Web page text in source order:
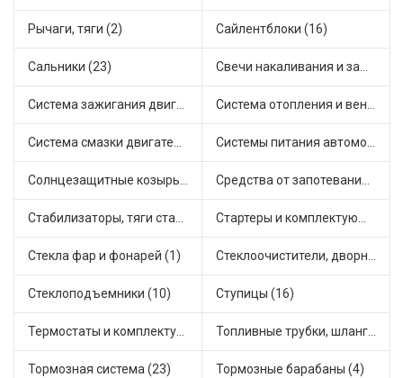
Рычаги, тяги (2) Сайлентблоки (16)
Сальники (23) Свечи накаливания и зажигания (22)
Система зажигания двигателя (5) Система отопления и вентиляции (9)
Система смазки двигателя (9) Системы питания автомобиля (15)
Солнцезащитные козырьки для салона автомобиля (1) Средства от запотевания и размораживатели стекла (1)
Стабилизаторы, тяги стабилизатора, стойки стабилиз (5) Стартеры и комплектующие (28)
Стекла фар и фонарей (1) Стеклоочистители, дворники (2)
Стеклоподъемники (10) Ступицы (16)
Термостаты и комплектующие системы охлаждения (59) Топливные трубки, шланги, магистрали и рампы (4)
Тормозная система (23) Тормозные барабаны (4)